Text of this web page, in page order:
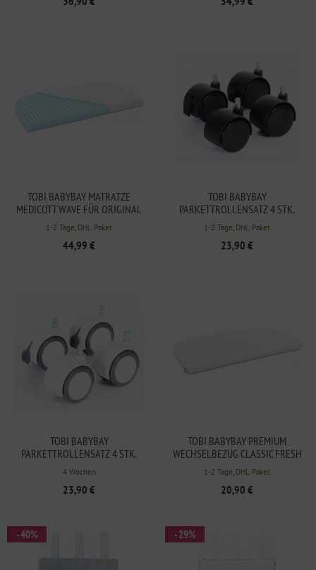
TOBI BABYBAY MATRATZE
MEDICOTT WAVE FÜR ORIGINAL
1-2 Tage, DHL Paket
44,99 €
TOBI BABYBAY
PARKETTROLLENSATZ 4 STK.
SCHWARZ
1-2 Tage, DHL Paket
23,90 €
TOBI BABYBAY
PARKETTROLLENSATZ 4 STK.
WEISS
4 Wochen
23,90 €
TOBI BABYBAY PREMIUM
WECHSELBEZUG CLASSIC FRESH
FÜR MODELL
COMFORT/BOXSPRING COMFORT
1-2 Tage, DHL Paket
20,90 €
- 40% - 29%